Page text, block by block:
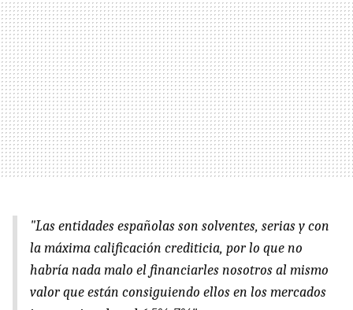
"Las entidades españolas son solventes, serias y con
la máxima calificación crediticia, por lo que no
habría nada malo el financiarles nosotros al mismo
valor que están consiguiendo ellos en los mercados